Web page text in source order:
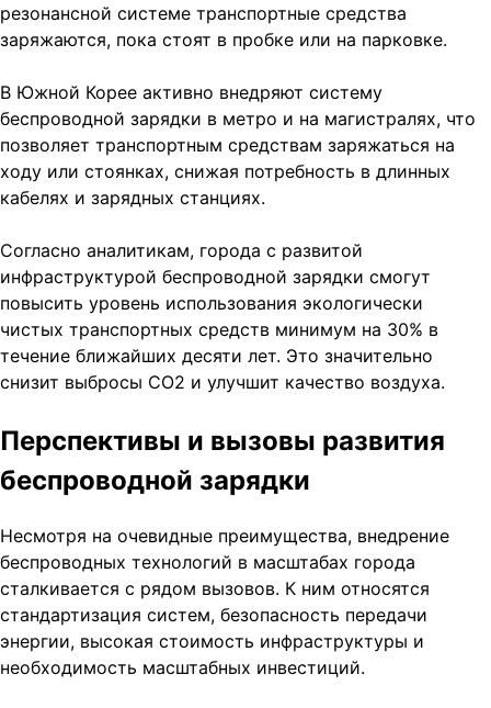
резонансной системе транспортные средства
заряжаются, пока стоят в пробке или на парковке.
В Южной Корее активно внедряют систему
беспроводной зарядки в метро и на магистралях, что
позволяет транспортным средствам заряжаться на
ходу или стоянках, снижая потребность в длинных
кабелях и зарядных станциях.
Согласно аналитикам, города с развитой
инфраструктурой беспроводной зарядки смогут
повысить уровень использования экологически
чистых транспортных средств минимум на 30% в
течение ближайших десяти лет. Это значительно
снизит выбросы СО2 и улучшит качество воздуха.
Перспективы и вызовы развития
беспроводной зарядки
Несмотря на очевидные преимущества, внедрение
беспроводных технологий в масштабах города
сталкивается с рядом вызовов. К ним относятся
стандартизация систем, безопасность передачи
энергии, высокая стоимость инфраструктуры и
необходимость масштабных инвестиций.